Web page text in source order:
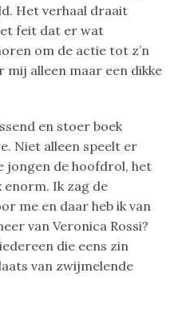
Het verhaal draait
feit dat er wat
om de actie tot z’n
alleen maar een dikke
en stoer boek
Niet alleen speelt er
jongen de hoofdrol, het
Ik zag de
me en daar heb ik van
van Veronica Rossi?
die eens zin
van zwijmelende